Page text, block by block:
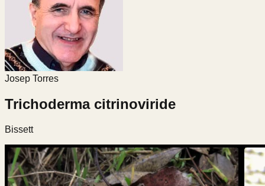
Josep Torres
Trichoderma citrinoviride
Bissett